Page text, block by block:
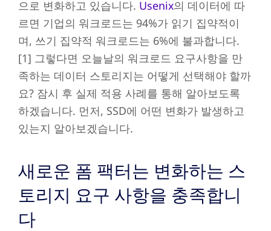
으로 변화하고 있습니다. Usenix의 데이터에 따
르면 기업의 워크로드는 94%가 읽기 집약적이
며, 쓰기 집약적 워크로드는 6%에 불과합니다.
[1] 그렇다면 오늘날의 워크로드 요구사항을 만
족하는 데이터 스토리지는 어떻게 선택해야 할까
요? 잠시 후 실제 적용 사례를 통해 알아보도록
하겠습니다. 먼저, SSD에 어떤 변화가 발생하고
있는지 알아보겠습니다.
새로운 폼 팩터는 변화하는 스
토리지 요구 사항을 충족합니
다